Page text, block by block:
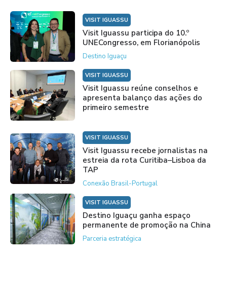
VISIT IGUASSU
Visit Iguassu participa do 10.º
UNECongresso, em Florianópolis
Destino Iguaçu
VISIT IGUASSU
Visit Iguassu reúne conselhos e
apresenta balanço das ações do
primeiro semestre
VISIT IGUASSU
Visit Iguassu recebe jornalistas na
estreia da rota Curitiba–Lisboa da
TAP
Conexão Brasil-Portugal
VISIT IGUASSU
Destino Iguaçu ganha espaço
permanente de promoção na China
Parceria estratégica